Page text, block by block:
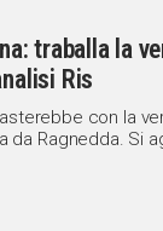
traballa la
Ris
con la
Ragnedda. Si
per